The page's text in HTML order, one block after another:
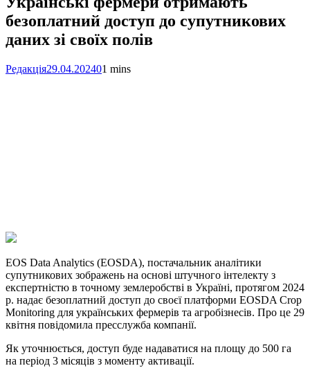
безоплатний доступ до супутникових
даних зі своїх полів
Редакція29.04.202401 mins
Link
Print
EOS Data Analytics (EOSDA), постачальник аналітики
супутникових зображень на основі штучного інтелекту з
експертністю в точному землеробстві в Україні, протягом 2024
р. надає безоплатний доступ до своєї платформи EOSDA Crop
Monitoring для українських фермерів та агробізнесів. Про це 29
квітня повідомила пресслужба компанії.
Як уточнюється, доступ буде надаватися на площу до 500 га
на період 3 місяців з моменту активації.